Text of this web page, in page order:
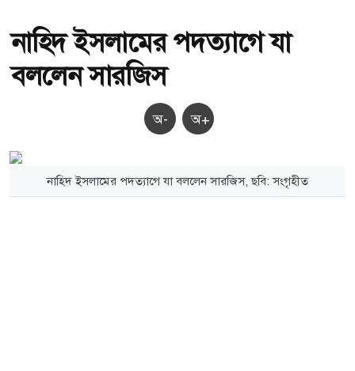
নাহিদ ইসলামের পদত্যাগে যা
বললেন সারজিস
অ- অ+
নাহিদ ইসলামের পদত্যাগে যা বললেন সারজিস, ছবি: সংগৃহীত